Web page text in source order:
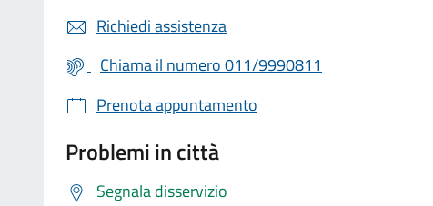
Richiedi assistenza
Chiama il numero 011/9990811
Prenota appuntamento
Problemi in città
Segnala disservizio